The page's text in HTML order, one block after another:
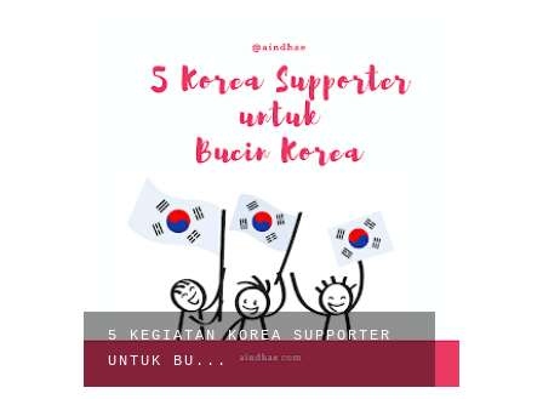
5 KEGIATAN KOREA SUPPORTER
UNTUK BU...